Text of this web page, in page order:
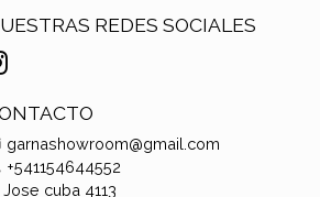
REDES SOCIALES
garnashowroom@gmail.com
+541154644552
Jose cuba 4113